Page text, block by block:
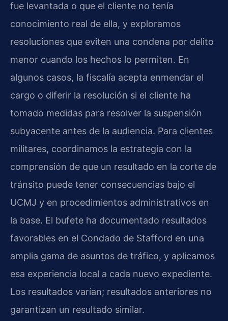
fue levantada o que el cliente no tenía
conocimiento real de ella, y exploramos
resoluciones que eviten una condena por delito
menor cuando los hechos lo permiten. En
algunos casos, la fiscalía acepta enmendar el
cargo o diferir la resolución si el cliente ha
tomado medidas para resolver la suspensión
subyacente antes de la audiencia. Para clientes
militares, coordinamos la estrategia con la
comprensión de que un resultado en la corte de
tránsito puede tener consecuencias bajo el
UCMJ y en procedimientos administrativos en
la base. El bufete ha documentado resultados
favorables en el Condado de Stafford en una
amplia gama de asuntos de tráfico, y aplicamos
esa experiencia local a cada nuevo expediente.
Los resultados varían; resultados anteriores no
garantizan un resultado similar.